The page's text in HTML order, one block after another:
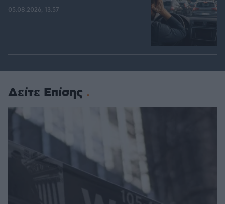
05.08.2026, 13:57
Δείτε Επίσης